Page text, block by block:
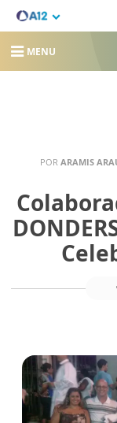
MENU
POR ARAMIS